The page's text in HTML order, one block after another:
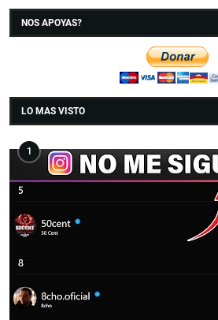
NOS APOYAS?
LO MAS VISTO